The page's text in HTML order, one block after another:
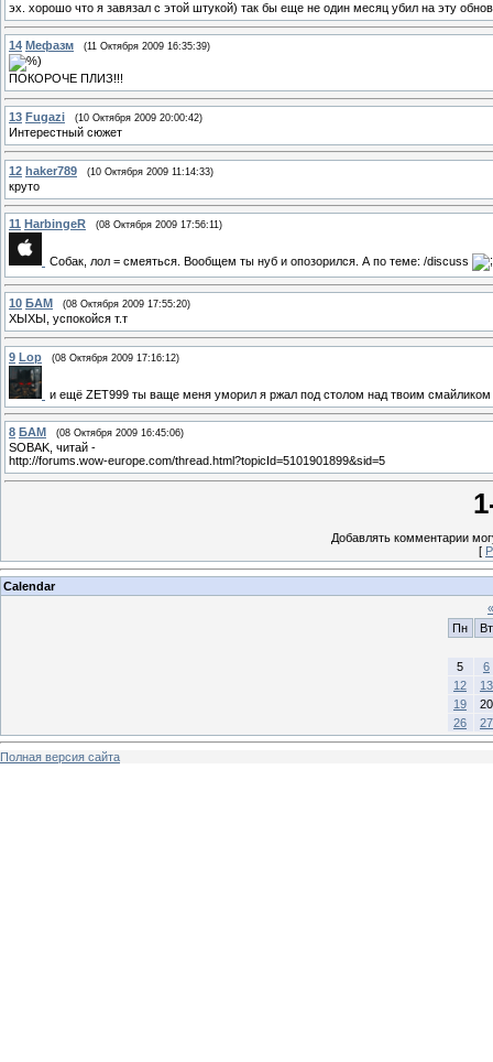
эх. хорошо что я завязал с этой штукой) так бы еще не один месяц убил на эту
14 Мефазм (11 Октября 2009 16:35:39)
ПОКОРОЧЕ ПЛИЗ!!!
13 Fugazi (10 Октября 2009 20:00:42)
Интерестный сюжет
12 haker789 (10 Октября 2009 11:14:33)
круто
11 HarbingeR (08 Октября 2009 17:56:11)
Собак, лол = смеяться. Вообщем ты нуб и опозорился. А по теме: /discuss
10 БАМ (08 Октября 2009 17:55:20)
ХЫХЫ, успокойся т.т
9 Lop (08 Октября 2009 17:16:12)
и ещё ZET999 ты ваще меня уморил я ржал под столом над твоим
8 БАМ (08 Октября 2009 16:45:06)
SOBAK, читай -
http://forums.wow-europe.com/thread.html?topicId=5101901899&sid=5
Добавлять комментарии
[
Calendar
«
Пн
Вт
5
6
12
13
19
20
26
27
Полная версия сайта